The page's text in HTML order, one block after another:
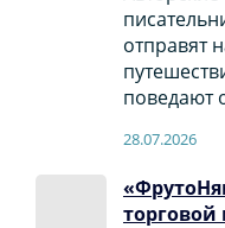
отправят
поведают
28.07.2026